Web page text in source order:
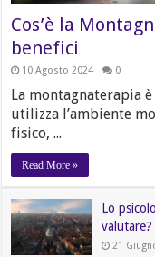
Cos’è la
benefici
10 Agosto 2024 0
La montagnaterapia
utilizza l’ambiente
fisico, ...
Read More »
Lo
valutare?
21